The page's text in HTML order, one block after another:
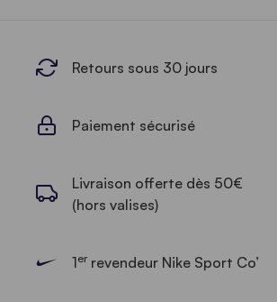
Retours sous 30 jours
Paiement sécurisé
Livraison offerte dès 50€
(hors valises)
1errevendeur Nike Sport Co’